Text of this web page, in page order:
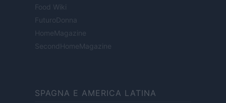
Food Wiki
FuturoDonna
HomeMagazine
SecondHomeMagazine
SPAGNA E AMERICA LATINA